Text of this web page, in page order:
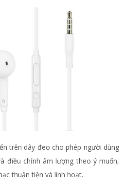
trên dây đeo cho phép người dùng
điều chỉnh âm lượng theo ý muốn,
thuận tiện và linh hoạt.